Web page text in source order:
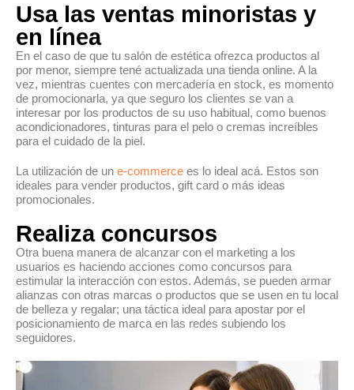
Usa las ventas minoristas y
en línea
En el caso de que tu salón de estética ofrezca productos al
por menor, siempre tené actualizada una tienda online. A la
vez, mientras cuentes con mercadería en stock, es momento
de promocionarla, ya que seguro los clientes se van a
interesar por los productos de su uso habitual, como buenos
acondicionadores, tinturas para el pelo o cremas increíbles
para el cuidado de la piel.
La utilización de un e-commerce es lo ideal acá. Estos son
ideales para vender productos, gift card o más ideas
promocionales.
Realiza concursos
Otra buena manera de alcanzar con el marketing a los
usuarios es haciendo acciones como concursos para
estimular la interacción con estos. Además, se pueden armar
alianzas con otras marcas o productos que se usen en tu local
de belleza y regalar; una táctica ideal para apostar por el
posicionamiento de marca en las redes subiendo los
seguidores.